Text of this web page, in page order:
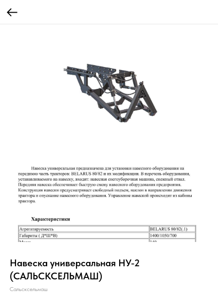
Навеска универсальная НУ-2
(САЛЬСКСЕЛЬМАШ)
Сальсксельмаш